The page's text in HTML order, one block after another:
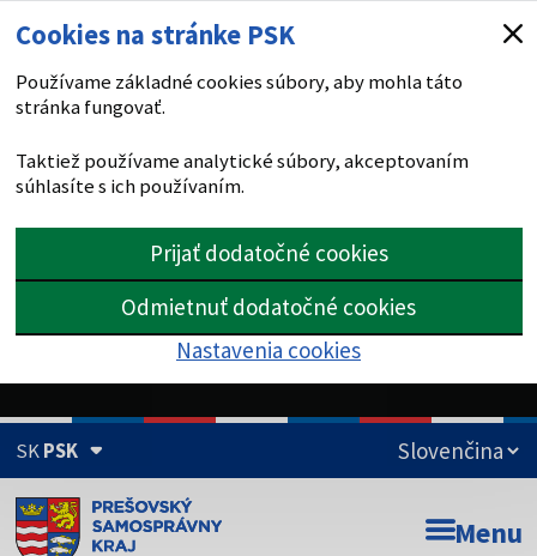
Cookies na stránke PSK
Používame základné cookies súbory, aby mohla táto
stránka fungovať.
Taktiež používame analytické súbory, akceptovaním
súhlasíte s ich používaním.
Prijať dodatočné cookies
Odmietnuť dodatočné cookies
Nastavenia cookies
SKPSK
Doména psk.sk je oficiálna Menu